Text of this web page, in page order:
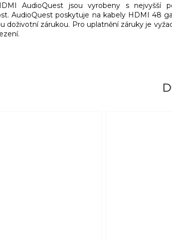
AudioQuest jsou vyrobeny s nejvyšší
AudioQuest poskytuje na kabely HDMI 48
doživotní zárukou. Pro uplatnění záruky je